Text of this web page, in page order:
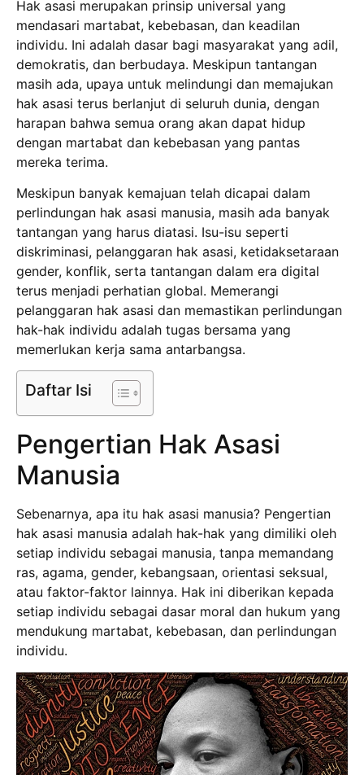
Hak asasi merupakan prinsip universal yang
mendasari martabat, kebebasan, dan keadilan
individu. Ini adalah dasar bagi masyarakat yang adil,
demokratis, dan berbudaya. Meskipun tantangan
masih ada, upaya untuk melindungi dan memajukan
hak asasi terus berlanjut di seluruh dunia, dengan
harapan bahwa semua orang akan dapat hidup
dengan martabat dan kebebasan yang pantas
mereka terima.
Meskipun banyak kemajuan telah dicapai dalam
perlindungan hak asasi manusia, masih ada banyak
tantangan yang harus diatasi. Isu-isu seperti
diskriminasi, pelanggaran hak asasi, ketidaksetaraan
gender, konflik, serta tantangan dalam era digital
terus menjadi perhatian global. Memerangi
pelanggaran hak asasi dan memastikan perlindungan
hak-hak individu adalah tugas bersama yang
memerlukan kerja sama antarbangsa.
Daftar Isi
Pengertian Hak Asasi
Manusia
Sebenarnya, apa itu hak asasi manusia? Pengertian
hak asasi manusia adalah hak-hak yang dimiliki oleh
setiap individu sebagai manusia, tanpa memandang
ras, agama, gender, kebangsaan, orientasi seksual,
atau faktor-faktor lainnya. Hak ini diberikan kepada
setiap individu sebagai dasar moral dan hukum yang
mendukung martabat, kebebasan, dan perlindungan
individu.